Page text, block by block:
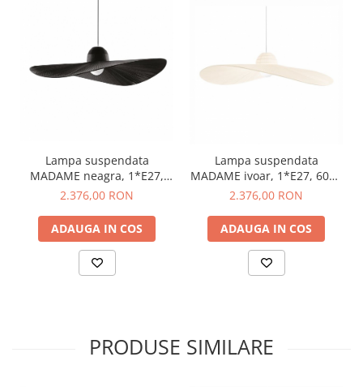
Lampa suspendata
MADAME neagra, 1*E27,
60W, diametru 110 cm -
2.376,00 RON
ADAUGA IN COS
Lampa suspendata
MADAME ivoar, 1*E27, 60W,
diametru 110 cm - IDEAL
2.376,00 RON
ADAUGA IN COS
PRODUSE SIMILARE